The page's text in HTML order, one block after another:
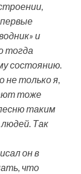
и
тогда
состоянию.
не только я,
тоже
таким
Так
он в
что